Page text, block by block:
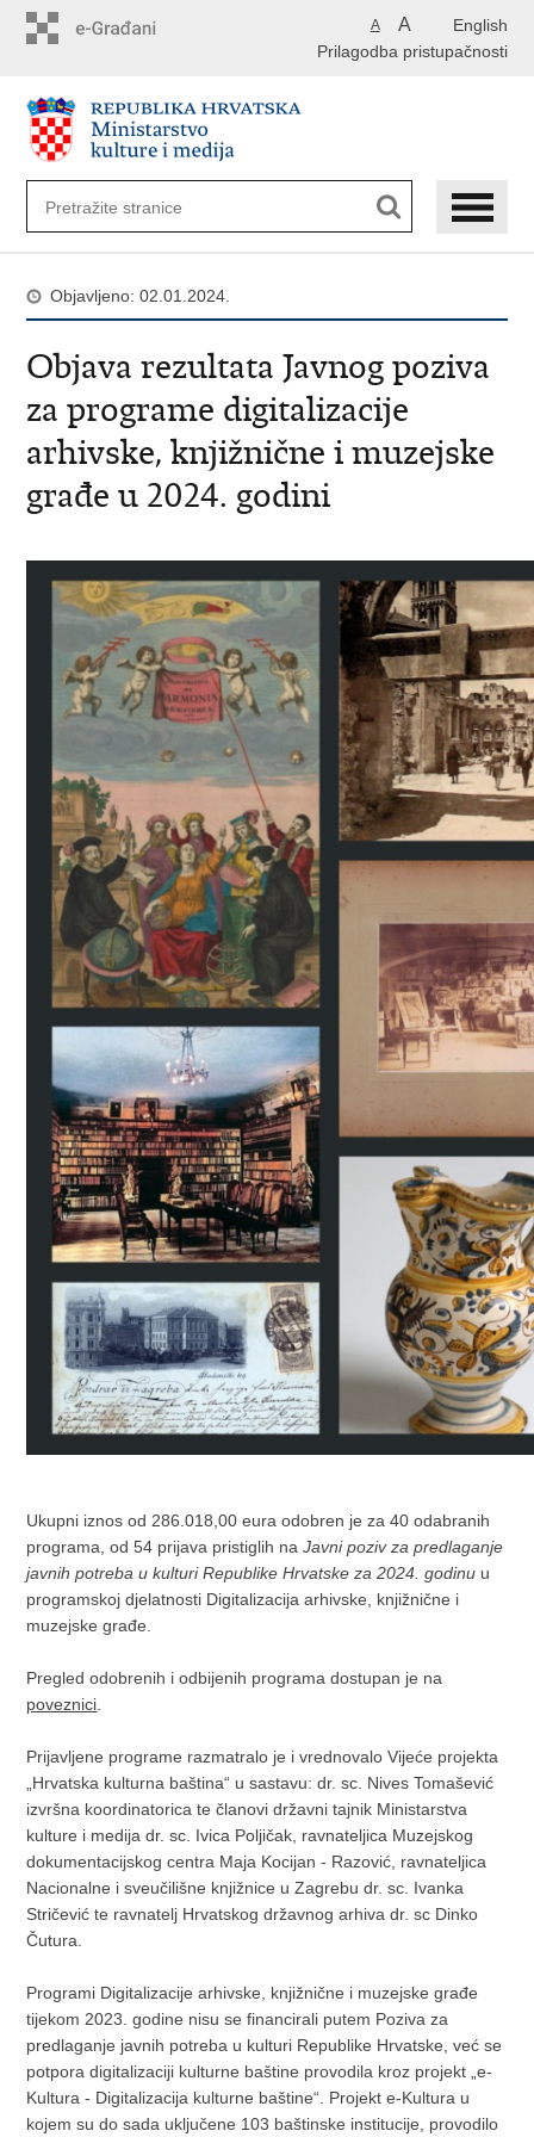
English
A A
Prilagodba pristupačnosti
Objavljeno: 02.01.2024.
Objava rezultata Javnog poziva
za programe digitalizacije
arhivske, knjižnične i muzejske
građe u 2024. godini
Ukupni iznos od 286.018,00 eura odobren je za 40 odabranih
programa, od 54 prijava pristiglih naJavni poziv za predlaganje
javnih potreba u kulturi Republike Hrvatske za 2024. godinu u
programskoj djelatnosti Digitalizacija arhivske, knjižnične i
muzejske građe.
Pregled odobrenih i odbijenih programa dostupan je na
poveznici
Prijavljene programe razmatralo je i vrednovalo Vijeće projekta
„Hrvatska kulturna baština“ u sastavu: dr. sc. Nives Tomašević
izvršna koordinatorica te članovi državni tajnik Ministarstva
kulture i medija dr. sc. Ivica Poljičak, ravnateljica Muzejskog
dokumentacijskog centra Maja Kocijan - Razović, ravnateljica
Nacionalne i sveučilišne knjižnice u Zagrebu dr. sc. Ivanka
Stričević te ravnatelj Hrvatskog državnog arhiva dr. sc Dinko
Čutura.
Programi Digitalizacije arhivske, knjižnične i muzejske građe
tijekom 2023. godine nisu se financirali putem Poziva za
predlaganje javnih potreba u kulturi Republike Hrvatske, već se
potpora digitalizaciji kulturne baštine provodila kroz projekt „e-
Kultura - Digitalizacija kulturne baštine“. Projekt e-Kultura u
kojem su do sada uključene 103 baštinske institucije, provodilo